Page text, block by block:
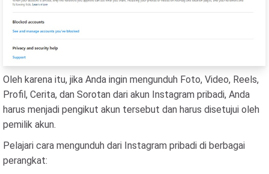
Oleh karena itu, jika Anda ingin mengunduh Foto, Video, Reels,
Profil, Cerita, dan Sorotan dari akun Instagram pribadi, Anda
harus menjadi pengikut akun tersebut dan harus disetujui oleh
pemilik akun.
Pelajari cara mengunduh dari Instagram pribadi di berbagai
perangkat: